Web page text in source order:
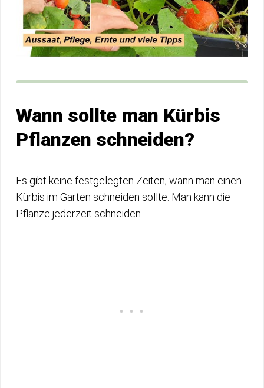
Wann sollte man Kürbis
Pflanzen schneiden?
Es gibt keine festgelegten Zeiten, wann man einen
Kürbis im Garten schneiden sollte. Man kann die
Pflanze jederzeit schneiden.